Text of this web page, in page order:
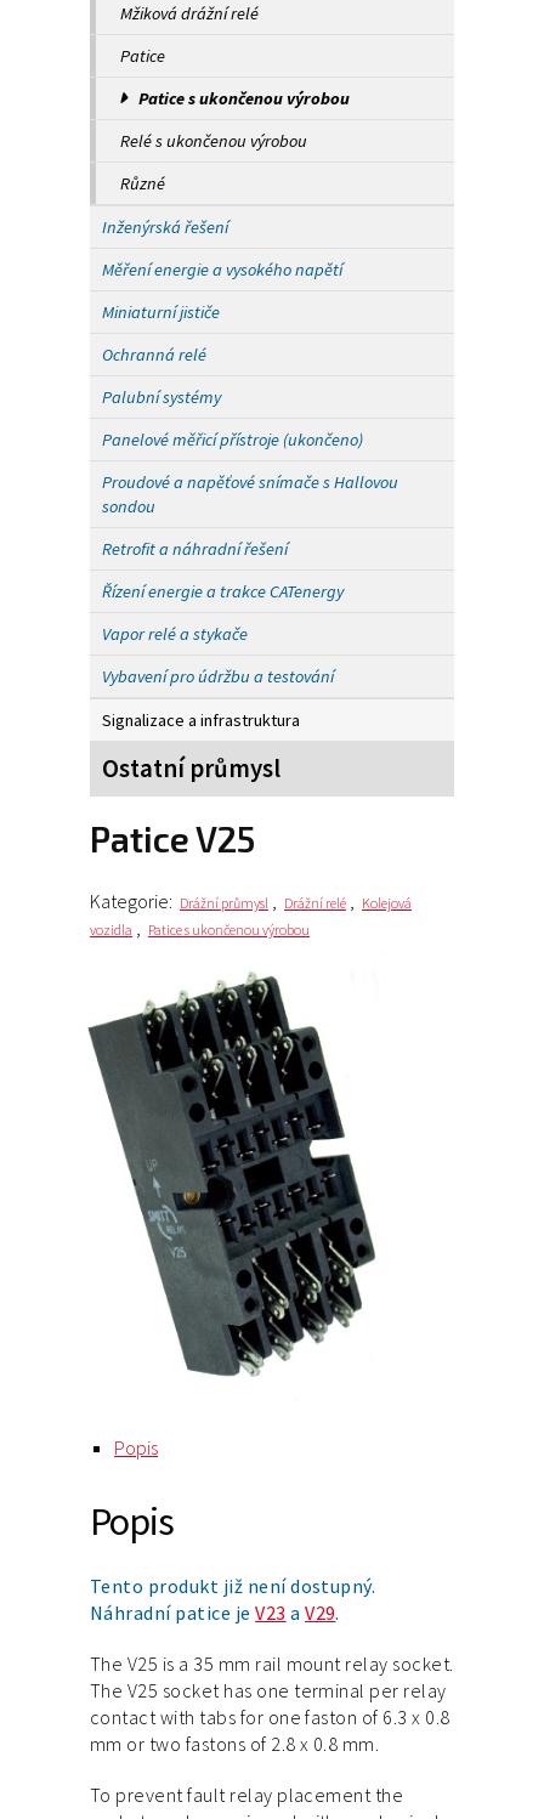
Mžiková drážní relé
Patice
Patice s ukončenou výrobou
Relé s ukončenou výrobou
Různé
Inženýrská řešení
Měření energie a vysokého napětí
Miniaturní jističe
Ochranná relé
Palubní systémy
Panelové měřicí přístroje (ukončeno)
Proudové a napěťové snímače s Hallovou
sondou
Retrofit a náhradní řešení
Řízení energie a trakce CATenergy
Vapor relé a stykače
Vybavení pro údržbu a testování
Signalizace a infrastruktura
Ostatní průmysl
Patice V25
Kategorie: Drážní průmysl , Drážní relé , Kolejová
vozidla , Patice s ukončenou výrobou
Popis
Popis
Tento produkt již není dostupný.
Náhradní patice jeV23 aV29.
The V25 is a 35 mm rail mount relay socket.
The V25 socket has one terminal per relay
contact with tabs for one faston of 6.3 x 0.8
mm or two fastons of 2.8 x 0.8 mm.
To prevent fault relay placement the